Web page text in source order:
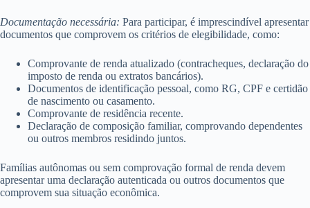
Documentação necessária: Para participar, é imprescindível apresentar
documentos que comprovem os critérios de elegibilidade, como:
Comprovante de renda atualizado (contracheques, declaração do
imposto de renda ou extratos bancários).
Documentos de identificação pessoal, como RG, CPF e certidão
de nascimento ou casamento.
Comprovante de residência recente.
Declaração de composição familiar, comprovando dependentes
ou outros membros residindo juntos.
Famílias autônomas ou sem comprovação formal de renda devem
apresentar uma declaração autenticada ou outros documentos que
comprovem sua situação econômica.